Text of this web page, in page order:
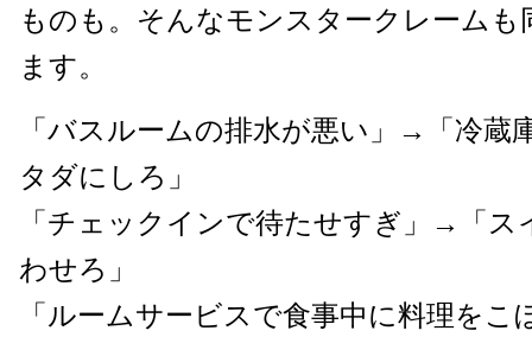
ものも。そんなモンスタークレームも
ます。
「バスルームの排水が悪い」→「冷蔵
タダにしろ」
「チェックインで待たせすぎ」→「ス
わせろ」
「ルームサービスで食事中に料理を